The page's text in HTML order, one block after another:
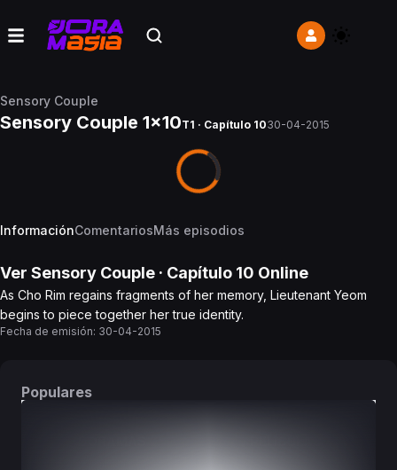
Sensory Couple
Sensory Couple 1x10T1 · Capítulo 1030-04-2015
InformaciónComentariosMás episodios
Ver Sensory Couple · Capítulo 10 Online
As Cho Rim regains fragments of her memory, Lieutenant Yeom
begins to piece together her true identity.
Fecha de emisión: 30-04-2015
Populares